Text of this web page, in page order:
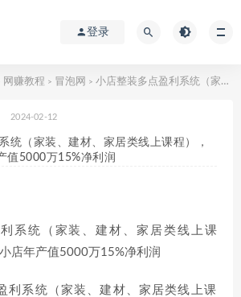
登录
网赚教程 > 冒泡网 > 小店整装多点盈利系统（家装、建材、家居类线上课程），揭秘400平小店年产值5000万15%净利润
2024-02-12
统（家装、建材、家居类线上课程），
值5000万15%净利润
系统（家装、建材、家居类线上课
店年产值5000万15%净利润